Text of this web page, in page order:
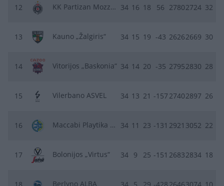
12 KK Partizan Mozzart Bet 34 16 18 56 27802724 32
13 Kauno „Žalgiris“ 34 15 19 -43 26262669 30
14 Vitorijos „Baskonia“ 34 14 20 -35 27952830 28
15 Vilerbano ASVEL 34 13 21 -157 27402897 26
16 Maccabi Playtika Tel Aviv 34 11 23 -131 2921 3052 22
17 Bolonijos „Virtus“ 34 9 25 -151 26832834 18
Berlyno ALBA